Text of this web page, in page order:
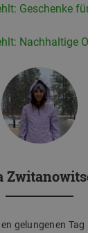
Geschenke
Nachhaltige
gelungenen Tag